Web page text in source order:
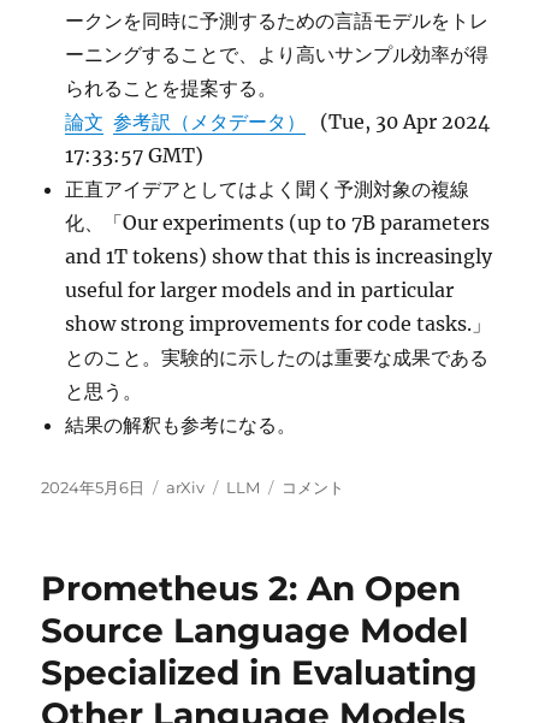
ークンを同時に予測するための言語モデルをトレ
ーニングすることで、より高いサンプル効率が得
られることを提案する。
論文 参考訳（メタデータ）
(Tue, 30 Apr 2024
17:33:57 GMT)
正直アイデアとしてはよく聞く予測対象の複線
化、「Our experiments (up to 7B parameters
and 1T tokens) show that this is increasingly
useful for larger models and in particular
show strong improvements for code tasks.」
とのこと。実験的に示したのは重要な成果である
と思う。
結果の解釈も参考になる。
投
2024年5月6日
カ
ー
arXiv
タ
LLM
Better
Language
via
Multi-
token
Prediction
コメント
Prometheus 2: An Open
Source Language Model
Specialized in Evaluating
Other Language Models